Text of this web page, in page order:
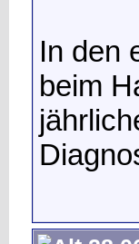
In den
beim